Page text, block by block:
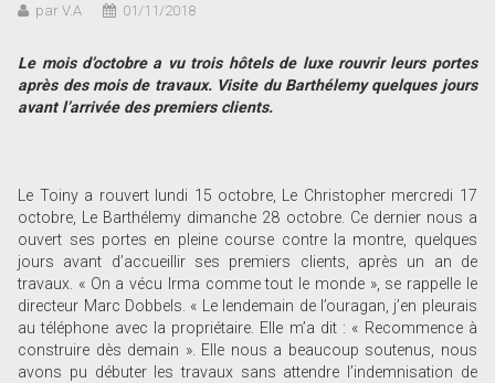
par V.A 01/11/2018
Le mois d’octobre a vu trois hôtels de luxe rouvrir leurs portes
après des mois de travaux. Visite du Barthélemy quelques jours
avant l’arrivée des premiers clients.
Le Toiny a rouvert lundi 15 octobre, Le Christopher mercredi 17
octobre, Le Barthélemy dimanche 28 octobre. Ce dernier nous a
ouvert ses portes en pleine course contre la montre, quelques
jours avant d’accueillir ses premiers clients, après un an de
travaux. « On a vécu Irma comme tout le monde », se rappelle le
directeur Marc Dobbels. « Le lendemain de l’ouragan, j’en pleurais
au téléphone avec la propriétaire. Elle m’a dit : « Recommence à
construire dès demain ». Elle nous a beaucoup soutenus, nous
avons pu débuter les travaux sans attendre l’indemnisation de